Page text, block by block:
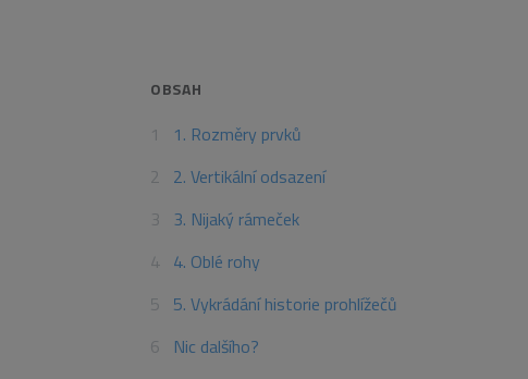
OBSAH
1. Rozměry prvků
2. Vertikální odsazení
3. Nijaký rámeček
4. Oblé rohy
5. Vykrádání historie prohlížečů
Nic dalšího?